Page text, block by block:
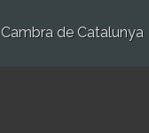
de Catalunya